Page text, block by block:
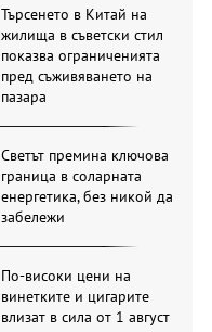
Търсенето в Китай на
жилища в съветски стил
показва ограниченията
пред съживяването на
пазара
Светът премина ключова
граница в соларната
енергетика, без никой да
забележи
По-високи цени на
винетките и цигарите
влизат в сила от 1 август